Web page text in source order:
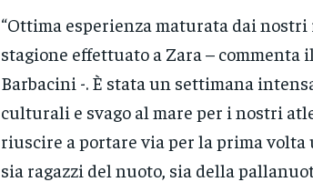
“Ottima esperienza maturata dai
stagione effettuato a Zara –
Barbacini -. È stata un settimana
culturali e svago al mare per i nostri
riuscire a portare via per la prima volta
sia ragazzi del nuoto, sia della